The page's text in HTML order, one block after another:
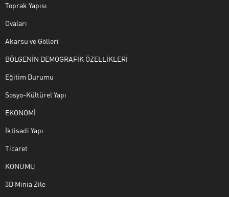
Toprak Yapısı
Ovaları
Akarsu ve Gölleri
BÖLGENİN DEMOGRAFİK ÖZELLİKLERİ
Eğitim Durumu
Sosyo-Kültürel Yapı
EKONOMİ
İktisadi Yapı
Ticaret
KONUMU
3D Minia Zile